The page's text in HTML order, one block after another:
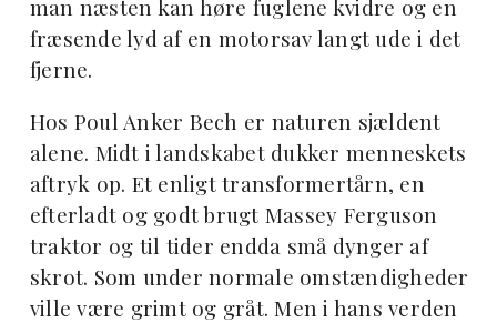
man næsten kan høre fuglene kvidre og en
fræsende lyd af en motorsav langt ude i det
fjerne.
Hos Poul Anker Bech er naturen sjældent
alene. Midt i landskabet dukker menneskets
aftryk op. Et enligt transformertårn, en
efterladt og godt brugt Massey Ferguson
traktor og til tider endda små dynger af
skrot. Som under normale omstændigheder
ville være grimt og gråt. Men i hans verden